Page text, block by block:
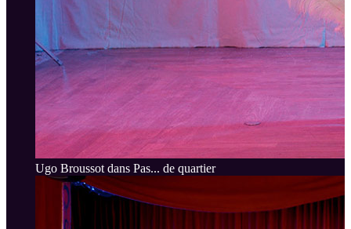
Ugo Broussot dans Pas... de quartier